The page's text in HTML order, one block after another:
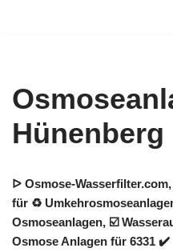
Hünenberg
ᐅ Osmose-
für ♻
Osmoseanlagen, ☑️
Osmose Anlagen für 6331